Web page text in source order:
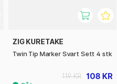
ZIG KURETAKE
Twin Tip Marker Svart Sett 4 stk
108 KR
119 KR